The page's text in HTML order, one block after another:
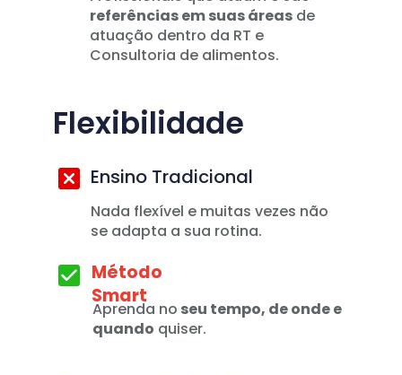
Ensino Tradicional
Método
Smart
referências em suas áreas de
atuação dentro da RT e
Consultoria de alimentos.
Nada flexível e muitas vezes não
se adapta a sua rotina.
Aprenda no seu tempo, de onde e
quando quiser.
Flexibilidade